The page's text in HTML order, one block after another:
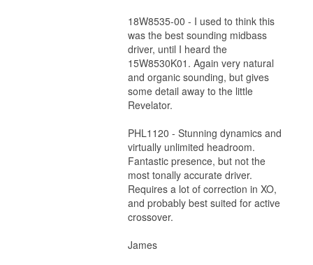
18W8535-00 - I used to think this
was the best sounding midbass
driver, until I heard the
15W8530K01. Again very natural
and organic sounding, but gives
some detail away to the little
Revelator.
PHL1120 - Stunning dynamics and
virtually unlimited headroom.
Fantastic presence, but not the
most tonally accurate driver.
Requires a lot of correction in XO,
and probably best suited for active
crossover.
James